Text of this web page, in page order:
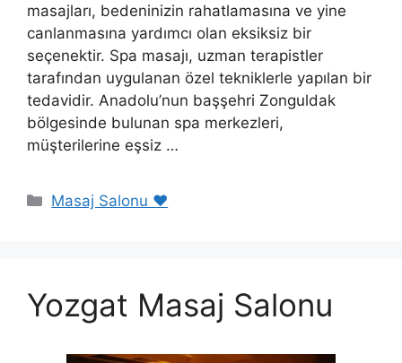
masajları, bedeninizin rahatlamasına ve yine
canlanmasına yardımcı olan eksiksiz bir
seçenektir. Spa masajı, uzman terapistler
tarafından uygulanan özel tekniklerle yapılan bir
tedavidir. Anadolu’nun başşehri Zonguldak
bölgesinde bulunan spa merkezleri,
müşterilerine eşsiz …
Kategoriler
Masaj Salonu ❤️
Yozgat Masaj Salonu